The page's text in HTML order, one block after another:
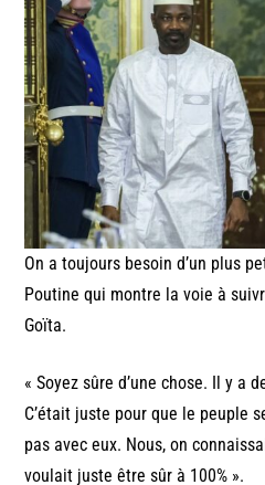
On a toujours besoin d’un plus
Poutine qui montre la voie à
Goïta.
« Soyez sûre d’une chose. Il y a
C’était juste pour que le peuple
pas avec eux. Nous, on
voulait juste être sûr à 100% ».